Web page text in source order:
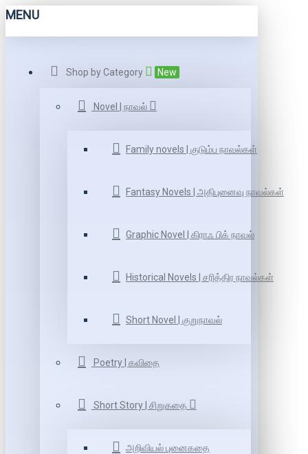
MENU
Shop by Category New
Novel | நாவல்
Family novels | குடும்ப நாவல்கள்
Fantasy Novels | அதிபுனைவு நாவல்கள்
Graphic Novel | கிராஃ பிக் நாவல்
Historical Novels | சரித்திர நாவல்கள்
Short Novel | குறுநாவல்
Poetry | கவிதை
Short Story | சிறுகதை
அறிவியல் புனைகதை